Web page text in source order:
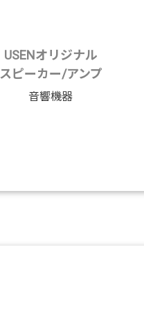
USENオリジナル
スピーカー/アンプ
音響機器